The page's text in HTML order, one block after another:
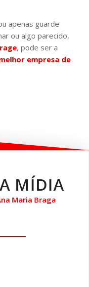
apenas guarde
ou algo parecido,
, pode ser a
empresa de
MÍDIA
Maria Braga